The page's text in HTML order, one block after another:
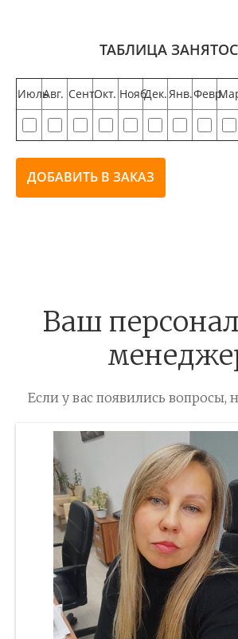
ТАБЛИЦА
ИюльАвг. Сент.Окт. Нояб.Дек. Янв.Февр.
ДОБАВИТЬ В ЗАКАЗ
Ваш
Если у вас появились вопросы,